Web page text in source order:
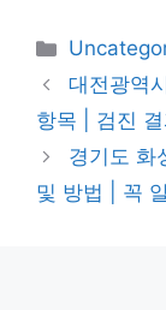
카
테
고
리
대전광역
항목 | 검진
경기도 화
및 방법 | 꼭